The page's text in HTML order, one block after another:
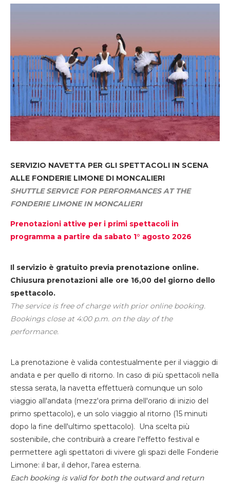
SERVIZIO NAVETTA PER GLI SPETTACOLI IN SCENA
ALLE FONDERIE LIMONE DI MONCALIERI
SHUTTLE SERVICE FOR PERFORMANCES AT THE
FONDERIE LIMONE IN MONCALIERI
Prenotazioni attive per i primi spettacoli in
programma a partire da sabato 1° agosto 2026
Il servizio è gratuito previa prenotazione online.
Chiusura prenotazioni alle ore 16,00 del giorno dello
spettacolo.
The service is free of charge with prior online booking.
Bookings close at 4:00 p.m. on the day of the
performance.
La prenotazione è valida contestualmente per il viaggio di
andata e per quello di ritorno. In caso di più spettacoli nella
stessa serata, la navetta effettuerà comunque un solo
viaggio all'andata (mezz'ora prima dell'orario di inizio del
primo spettacolo), e un solo viaggio al ritorno (15 minuti
dopo la fine dell'ultimo spettacolo). Una scelta più
sostenibile, che contribuirà a creare l'effetto festival e
permettere agli spettatori di vivere gli spazi delle Fonderie
Limone: il bar, il dehor, l'area esterna.
Each booking is valid for both the outward and return